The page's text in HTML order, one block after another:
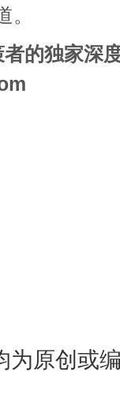
。
的独家深
为原创或